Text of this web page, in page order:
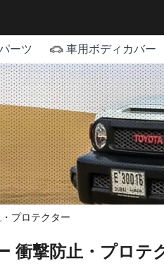
ーツ 車用ボディカバー
プロテクター
衝撃防止・プロテ